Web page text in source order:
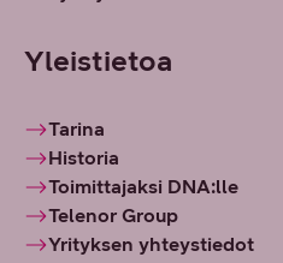
Yleistietoa
Tarina
Historia
Toimittajaksi DNA:lle
Telenor Group
Yrityksen yhteystiedot